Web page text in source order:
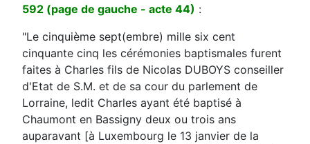
592 (page de gauche - acte 44) :
"Le cinquième sept(embre) mille six cent
cinquante cinq les cérémonies baptismales furent
faites à Charles fils de Nicolas DUBOYS conseiller
d'Etat de S.M. et de sa cour du parlement de
Lorraine, ledit Charles ayant été baptisé à
Chaumont en Bassigny deux ou trois ans
auparavant [à Luxembourg le 13 janvier de la